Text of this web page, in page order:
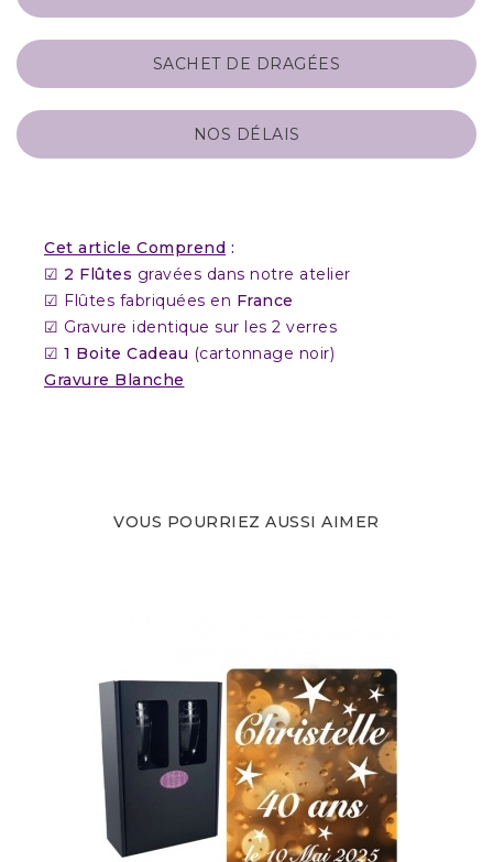
SACHET DE DRAGÉES
NOS DÉLAIS
Cet article Comprend :
☑ 2 Flûtes gravées dans notre atelier
☑ Flûtes fabriquées en France
☑ Gravure identique sur les 2 verres
☑ 1 Boite Cadeau (cartonnage noir)
Gravure Blanche
VOUS POURRIEZ AUSSI AIMER